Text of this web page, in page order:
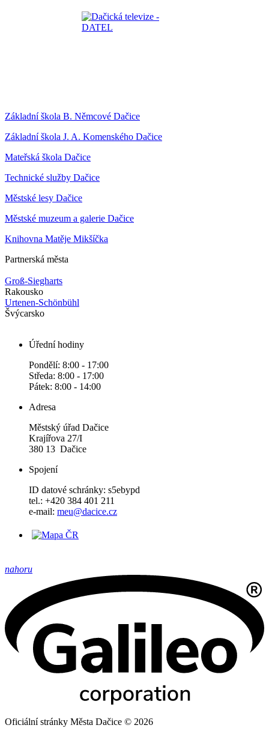
Základní škola B. Němcové Dačice
Základní škola J. A. Komenského Dačice
Mateřská škola Dačice
Technické služby Dačice
Městské lesy Dačice
Městské muzeum a galerie Dačice
Knihovna Matěje Mikšíčka
Partnerská města
Groß-Siegharts
Rakousko
Urtenen-Schönbühl
Švýcarsko
Úřední hodiny
Pondělí: 8:00 - 17:00
Středa: 8:00 - 17:00
Pátek: 8:00 - 14:00
Adresa
Městský úřad Dačice
Krajířova 27/I
380 13 Dačice
Spojení
ID datové schránky: s5ebypd
tel.: +420 384 401 211
e-mail: meu@dacice.cz
nahoru
Oficiální stránky Města Dačice © 2026